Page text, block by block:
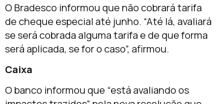
O Bradesco informou que não cobrará tarifa
de cheque especial até junho. “Até lá, avaliará
se será cobrada alguma tarifa e de que forma
será aplicada, se for o caso”, afirmou.
Caixa
O banco informou que “está avaliando os